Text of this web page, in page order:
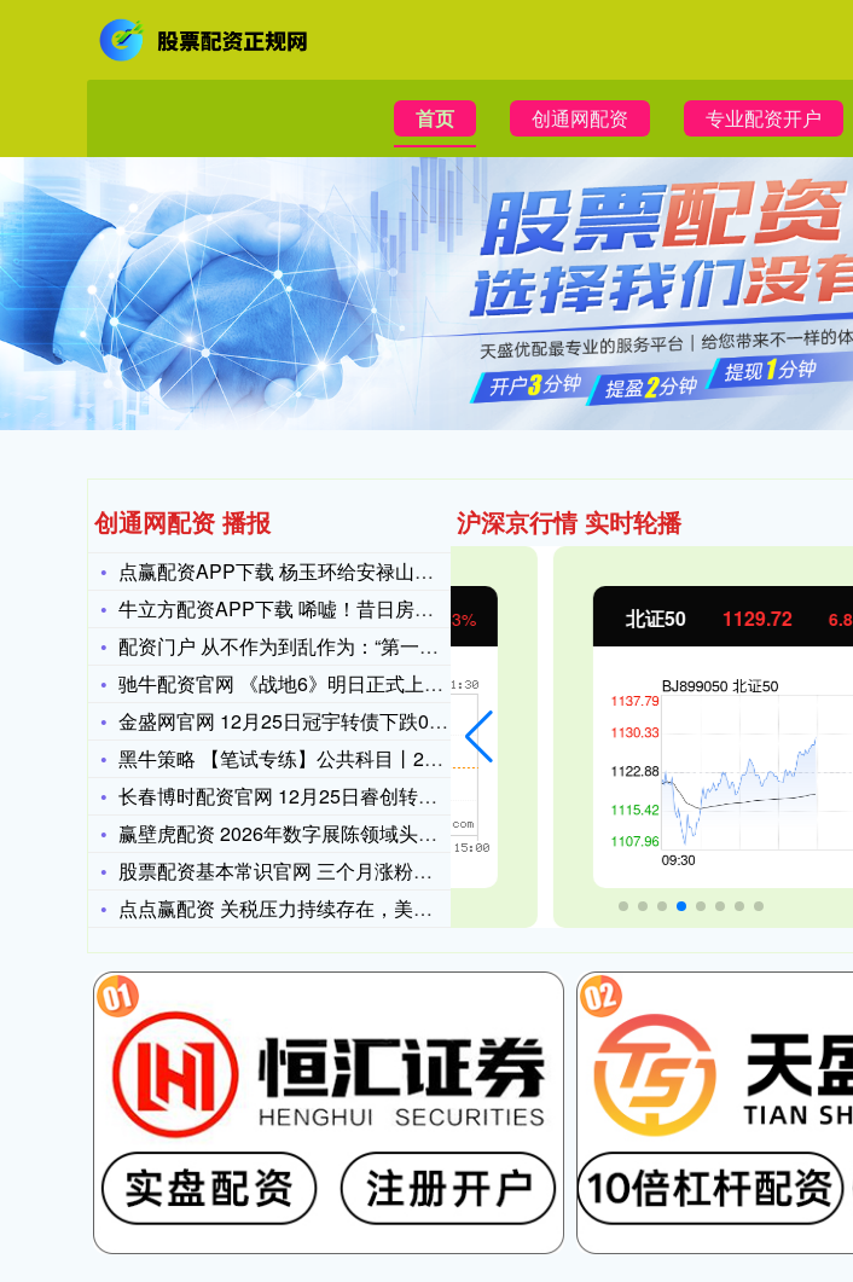
首页 创通网配资 专业配资开户
创通网配资 播报
点赢配资APP下载 杨玉环给安禄山洗澡，被唐玄宗看见，唐玄宗
牛立方配资APP下载 唏嘘！昔日房企巨头阳光城六折变卖总部大
配资门户 从不作为到乱作为：“第一物业服务”的官僚主义丑态
驰牛配资官网 《战地6》明日正式上线！首日补丁包含200余项
金盛网官网 12月25日冠宇转债下跌0.08%，转股溢价率3
黑牛策略 【笔试专练】公共科目丨2026军队文职笔试天天练
长春博时配资官网 12月25日睿创转债上涨6.49%，转股溢
赢壁虎配资 2026年数字展陈领域头部企业评测报告，壹码视界
股票配资基本常识官网 三个月涨粉百万背后的情绪心理学，“拽”
点点赢配资 关税压力持续存在，美国制造业连续9个月萎缩
沪深京行情 实时轮播
沪深300 4689.96 38.65 0.83% 1129.72 6.84 0.61%